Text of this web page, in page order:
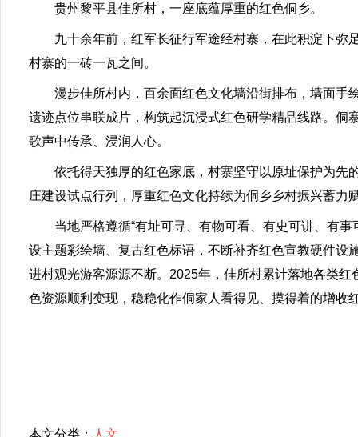
贵州黎平县佳所村，一座底蕴厚重的红色侗乡。
九十余年前，红军长征行军途经村寨，在此积淀下弥
村寨的一砖一瓦之间。
漫步佳所村内，百余面红色文化墙沿街排布，墙面手
遗迹点位串联成片，构筑起沉浸式红色研学精品线路。
歌声中传承、浸润人心。
依托得天独厚的红色家底，村寨坚守以原址保护为先
庄建设试点行列，厚重红色文化持续为侗乡乡村振兴蓄力
当地严格遵循“有址可寻、有物可看、有史可讲、有事
设主题彩绘墙、复古红色标语，不断补齐红色宣教硬件
进村观光游客源源不断。2025年，佳所村累计落地各类
色资源顺利变现，稳稳化作侗家人看得见、摸得着的增收
本文分类： 人文